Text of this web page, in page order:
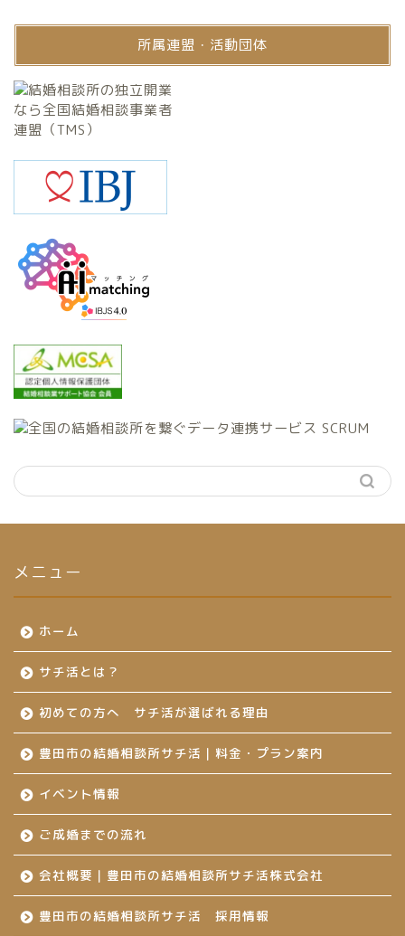
所属連盟・活動団体
メニュー
ホーム
サチ活とは？
初めての方へ サチ活が選ばれる理由
豊田市の結婚相談所サチ活｜料金・プラン案内
イベント情報
ご成婚までの流れ
会社概要｜豊田市の結婚相談所サチ活株式会社
豊田市の結婚相談所サチ活 採用情報